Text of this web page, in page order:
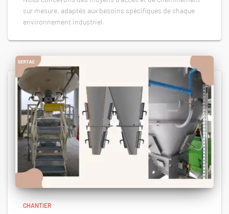
sur mesure, adaptés aux besoins spécifiques de chaque
environnement industriel.
CHANTIER